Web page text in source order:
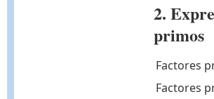
2.
primos
Factores
Factores